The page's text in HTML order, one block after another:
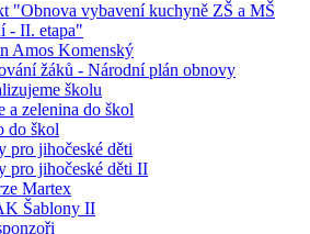
"Obnova vybavení kuchyně ZŠ a MŠ
- II. etapa"
Amos Komenský
žáků - Národní plán obnovy
školu
a zelenina do škol
do škol
pro jihočeské děti
pro jihočeské děti II
Martex
Šablony II